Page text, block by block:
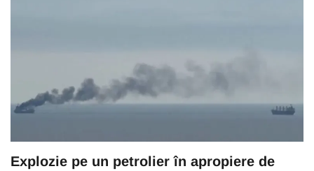
Explozie pe un petrolier în apropiere de